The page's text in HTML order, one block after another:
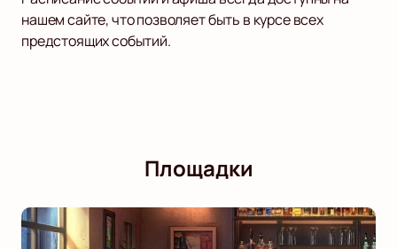
нашем сайте, что позволяет быть в курсе всех
предстоящих событий.
Площадки